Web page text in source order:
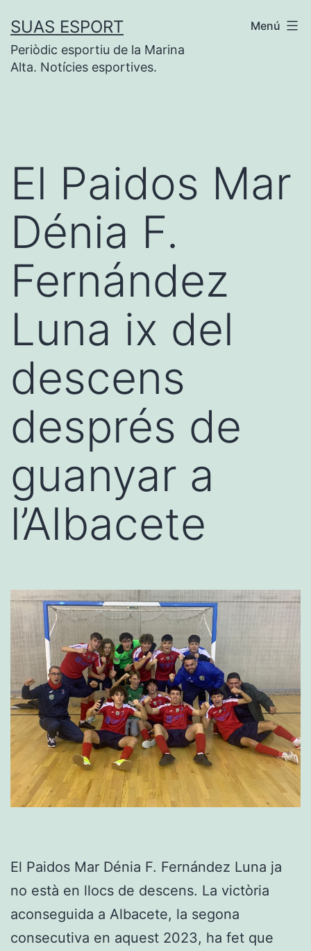
contingut
SUAS ESPORT
Periòdic esportiu de la Marina
Alta. Notícies esportives.
Menú
El Paidos Mar
Dénia F.
Fernández
Luna ix del
descens
després de
guanyar a
l’Albacete
El Paidos Mar Dénia F. Fernández Luna ja
no està en llocs de descens. La victòria
aconseguida a Albacete, la segona
consecutiva en aquest 2023, ha fet que